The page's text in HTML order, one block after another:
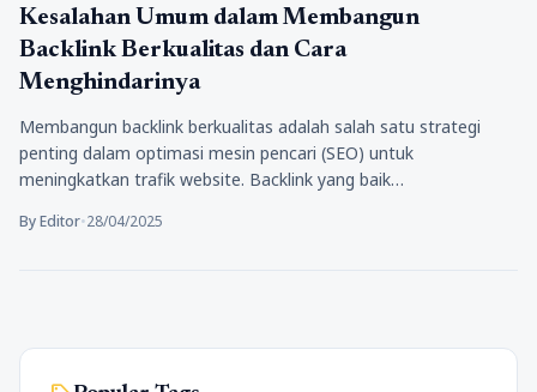
Tips Marketing
Kesalahan Umum dalam Membangun
Backlink Berkualitas dan Cara
Menghindarinya
Membangun backlink berkualitas adalah salah satu strategi
penting dalam optimasi mesin pencari (SEO) untuk
meningkatkan trafik website. Backlink yang baik…
By Editor•28/04/2025